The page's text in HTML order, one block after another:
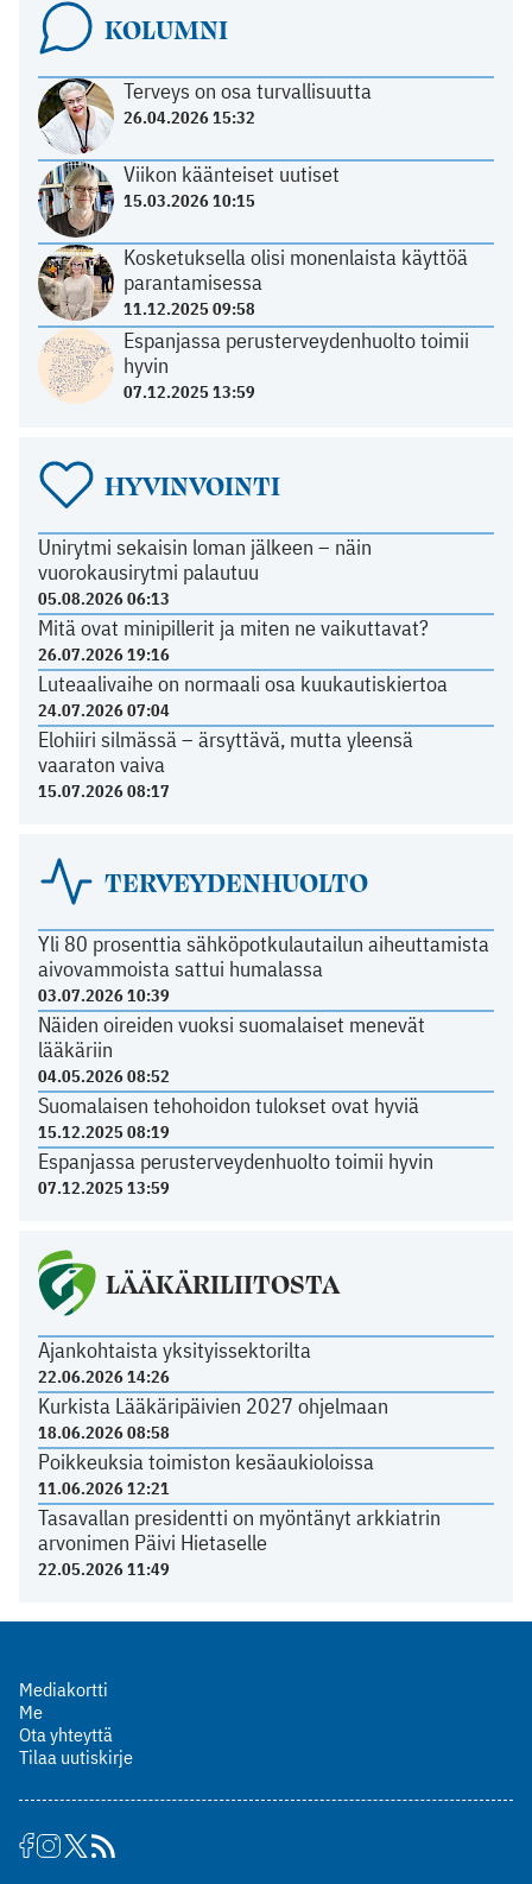
KOLUMNI
Terveys on osa turvallisuutta
26.04.2026 15:32
Viikon käänteiset uutiset
15.03.2026 10:15
Kosketuksella olisi monenlaista käyttöä
parantamisessa
11.12.2025 09:58
Espanjassa perusterveydenhuolto toimii
hyvin
07.12.2025 13:59
HYVINVOINTI
Unirytmi sekaisin loman jälkeen – näin
vuorokausirytmi palautuu
05.08.2026 06:13
Mitä ovat minipillerit ja miten ne vaikuttavat?
26.07.2026 19:16
Luteaalivaihe on normaali osa kuukautiskiertoa
24.07.2026 07:04
Elohiiri silmässä – ärsyttävä, mutta yleensä
vaaraton vaiva
15.07.2026 08:17
TERVEYDENHUOLTO
Yli 80 prosenttia sähköpotkulautailun aiheuttamista
aivovammoista sattui humalassa
03.07.2026 10:39
Näiden oireiden vuoksi suomalaiset menevät
lääkäriin
04.05.2026 08:52
Suomalaisen tehohoidon tulokset ovat hyviä
15.12.2025 08:19
Espanjassa perusterveydenhuolto toimii hyvin
07.12.2025 13:59
LÄÄKÄRILIITOSTA
Ajankohtaista yksityissektorilta
22.06.2026 14:26
Kurkista Lääkäripäivien 2027 ohjelmaan
18.06.2026 08:58
Poikkeuksia toimiston kesäaukioloissa
11.06.2026 12:21
Tasavallan presidentti on myöntänyt arkkiatrin
arvonimen Päivi Hietaselle
22.05.2026 11:49
Mediakortti
Me
Ota yhteyttä
Tilaa uutiskirje